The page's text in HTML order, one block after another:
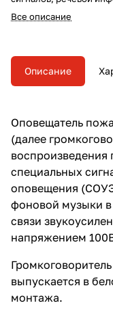
и фоновой музыки.
компактный вид. Тип
Все описание
Описание
Оповещатель
(далее
специальных
оповещения
фоновой музыки
связи
напряжением
выпускается в
монтажа.